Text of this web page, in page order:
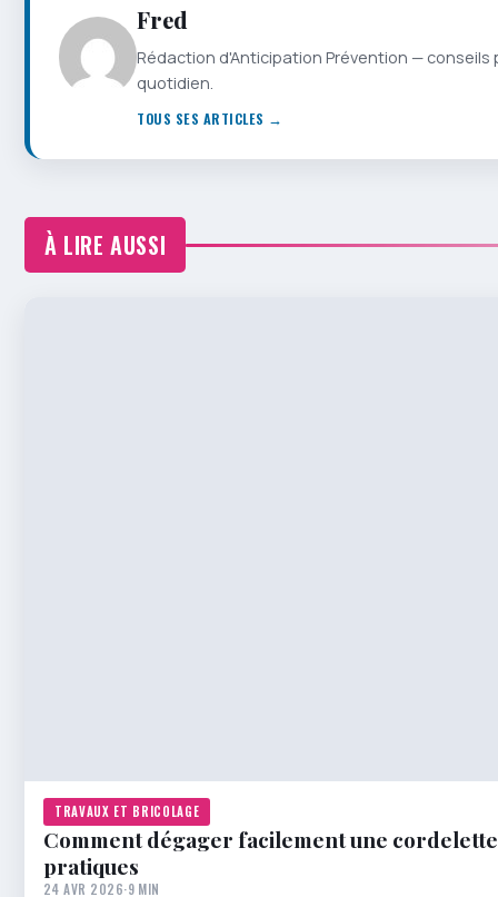
Fred
Rédaction d'Anticipation Prévention —
quotidien.
TOUS SES ARTICLES →
À LIRE AUSSI
TRAVAUX ET BRICOLAGE
Comment dégager facilement une
pratiques
24 AVR 2026·9 MIN